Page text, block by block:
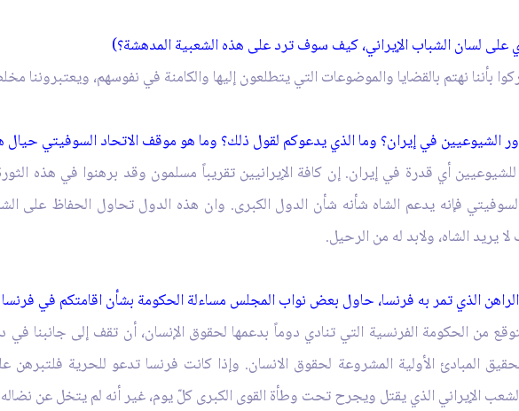
لسان الشباب الإيراني، كيف سوف ترد على هذه الشعبية المدهشة؟)
بأننا نهتم بالقضايا والموضوعات التي يتطلعون إليها والكامنة في نفوسهم،
في إيران؟ وما الذي يدعوكم لقول ذلك؟ وما هو موقف الاتحاد السوفيتي حيال
أي قدرة في إيران. إن كافة الإيرانيين تقريباً مسلمون وقد برهنوا في هذه
السوفيتي فإنه يدعم الشاه شأنه شأن الدول الكبرى. وان هذه الدول تحاول الحفاظ على
يريد الشاه، ولابد له من الرحيل.
الذي تمر به فرنسا، حاول بعض نواب المجلس مساءلة الحكومة بشأن اقامتكم في
من الحكومة الفرنسية التي تنادي دوماً بدعمها لحقوق الإنسان، أن تقف إلى جانبنا
المبادئ الأولية المشروعة لحقوق الانسان. وإذا كانت فرنسا تدعو للحرية فلتبرهن
الإيراني الذي يقتل ويجرح تحت وطأة القوى الكبرى كلّ يوم، غير أنه لم يتخل عن